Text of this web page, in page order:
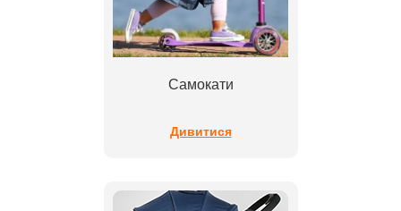
Самокати
Дивитися